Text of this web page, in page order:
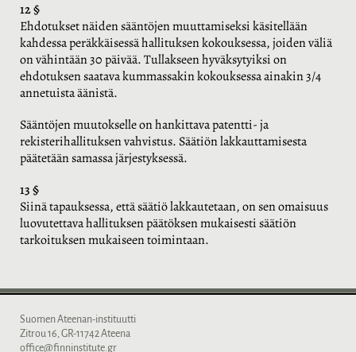
12 §
Ehdotukset näiden sääntöjen muuttamiseksi käsitellään
kahdessa peräkkäisessä hallituksen kokouksessa, joiden väliä
on vähintään 30 päivää. Tullakseen hyväksytyiksi on
ehdotuksen saatava kummassakin kokouksessa ainakin 3/4
annetuista äänistä.
Sääntöjen muutokselle on hankittava patentti- ja
rekisterihallituksen vahvistus. Säätiön lakkauttamisesta
päätetään samassa järjestyksessä.
13 §
Siinä tapauksessa, että säätiö lakkautetaan, on sen omaisuus
luovutettava hallituksen päätöksen mukaisesti säätiön
tarkoituksen mukaiseen toimintaan.
Suomen Ateenan-instituutti
Zitrou 16, GR-11742 Ateena
office@finninstitute.gr